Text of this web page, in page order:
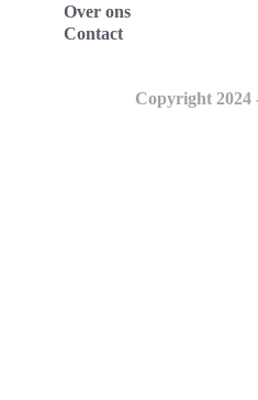
Over ons
Contact
Copyright 2024